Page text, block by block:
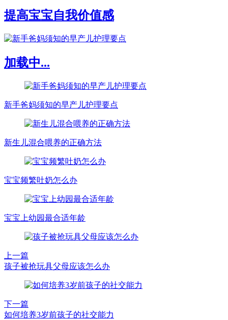
提高宝宝自我价值感
加载中...
新手爸妈须知的早产儿护理要点
新生儿混合喂养的正确方法
宝宝频繁吐奶怎么办
宝宝上幼园最合适年龄
上一篇
孩子被抢玩具父母应该怎么办
下一篇
如何培养3岁前孩子的社交能力